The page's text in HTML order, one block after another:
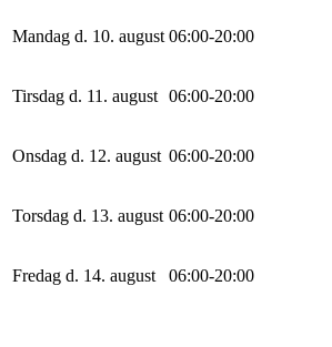
Mandag d. 10. august 06:00-20:00
Tirsdag d. 11. august 06:00-20:00
Onsdag d. 12. august 06:00-20:00
Torsdag d. 13. august 06:00-20:00
Fredag d. 14. august 06:00-20:00